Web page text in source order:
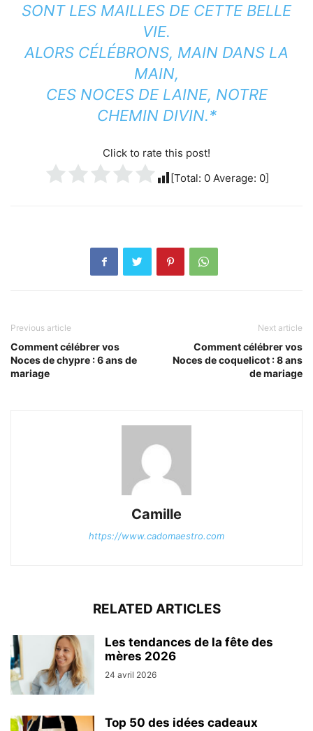
SONT LES MAILLES DE CETTE BELLE
VIE.
ALORS CÉLÉBRONS, MAIN DANS LA
MAIN,
CES NOCES DE LAINE, NOTRE
CHEMIN DIVIN.*
Click to rate this post!
[Total: 0Average: 0]
Previous article
Comment célébrer vos
Noces de chypre : 6 ans de
mariage
Next article
Comment célébrer vos
Noces de coquelicot : 8 ans
de mariage
Camille
https://www.cadomaestro.com
RELATED ARTICLES
Les tendances de la fête des
mères 2026
24 avril 2026
Top 50 des idées cadeaux